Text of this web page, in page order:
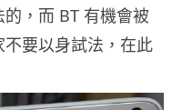
，而 BT 有機會被
要以身試法，在此